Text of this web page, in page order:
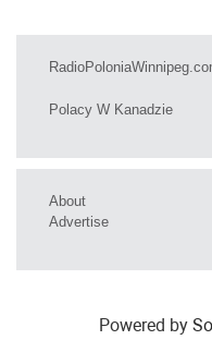
Polacy W Kanadzie
About
Advertise
Powered by